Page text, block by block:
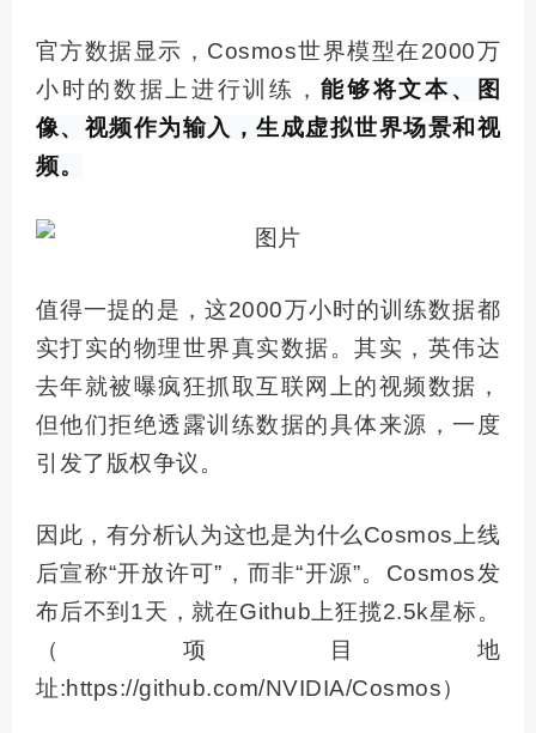
官方数据显示，Cosmos世界模型在2000万
小时的数据上进行训练，能够将文本、图
像、视频作为输入，生成虚拟世界场景和视
频。
值得一提的是，这2000万小时的训练数据都
实打实的物理世界真实数据。其实，英伟达
去年就被曝疯狂抓取互联网上的视频数据，
但他们拒绝透露训练数据的具体来源，一度
引发了版权争议。
因此，有分析认为这也是为什么Cosmos上线
后宣称“开放许可”，而非“开源”。Cosmos发
布后不到1天，就在Github上狂揽2.5k星标。
（项目地
址:https://github.com/NVIDIA/Cosmos）